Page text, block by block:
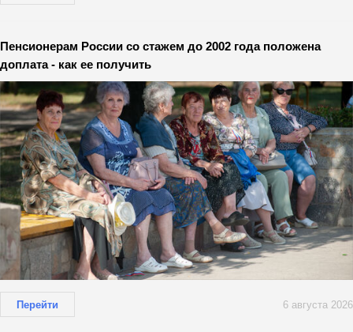
Пенсионерам России со стажем до 2002 года положена
доплата - как ее получить
Перейти 6 августа 2026